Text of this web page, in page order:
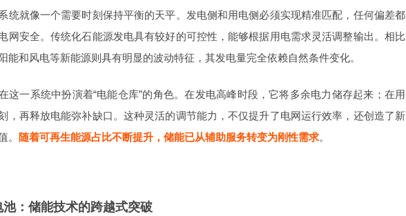
统就像一个需要时刻保持平衡的天平。发电侧和用电侧必须实现精准匹配，任何偏差都
网安全。传统化石能源发电具有较好的可控性，能够根据用电需求灵活调整输出。相比
能和风电等新能源则具有明显的波动特征，其发电量完全依赖自然条件变化。
这一系统中扮演着“电能仓库”的角色。在发电高峰时段，它将多余电力储存起来；在用
，再释放电能弥补缺口。这种灵活的调节能力，不仅提升了电网运行效率，还创造了新
。
随着可再生能源占比不断提升，储能已从辅助服务转变为刚性需求。
池：储能技术的跨越式突破